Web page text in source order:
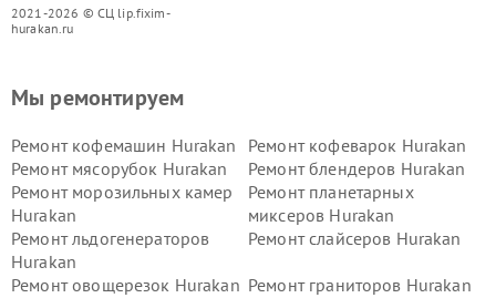
2021-2026 © СЦ lip.fixim-
hurakan.ru
Мы ремонтируем
Ремонт кофемашин Hurakan
Ремонт кофеварок Hurakan
Ремонт мясорубок Hurakan
Ремонт блендеров Hurakan
Ремонт морозильных камер
Hurakan
Ремонт планетарных
миксеров Hurakan
Ремонт льдогенераторов
Hurakan
Ремонт слайсеров Hurakan
Ремонт овощерезок Hurakan Ремонт граниторов Hurakan